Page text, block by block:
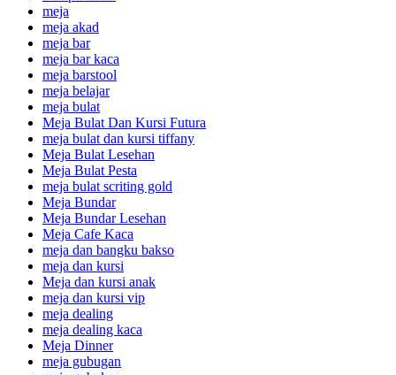
meja
meja akad
meja bar
meja bar kaca
meja barstool
meja belajar
meja bulat
Meja Bulat Dan Kursi Futura
meja bulat dan kursi tiffany
Meja Bulat Lesehan
Meja Bulat Pesta
meja bulat scriting gold
Meja Bundar
Meja Bundar Lesehan
Meja Cafe Kaca
meja dan bangku bakso
meja dan kursi
Meja dan kursi anak
meja dan kursi vip
meja dealing
meja dealing kaca
Meja Dinner
meja gubugan